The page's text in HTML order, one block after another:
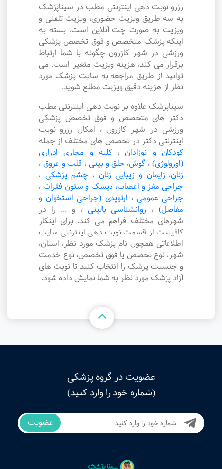
رزرو نوبت دهی اینترنتی مطب در سیناپزشک
به سه طریق ویزیت حضوری، ویزیت تلفنی و
ویزیت به صورت چت آنلاین است. بسته به
اینکه پزشک متخصص و فوق تخصص پزشکی
ورزشی در شهر کازرون چگونه با شما ارتباط
برقرار می کند، هزینه ویزیت متغیر است. می
توانید از طریق مراجعه به سایت پزشک مورد
نظر از هزینه دقیق ویزیت مطلع شوید.
سیناپزشک علاوه بر نوبت دهی اینترنتی مطب
دکتر های متخصص و فوق تخصص پزشکی
ورزشی در شهر کازرون ، امکان رزرو نوبت
اینترنتی دکتر در تخصص های مختلف از جمله
کودکان و نوزادان ،کلیه و مجاری ادراری
(اورولوژی) ، گوش، حلق و بینی ، قلب و عروق ،
زنان، زایمان و زیبایی زنان ، چشم پزشکی ،
جراحی مغز و اعصاب، دیسک و ستون فقرات ،
جراحی عمومی ، ارتوپدی (جراحی استخوان و
مفاصل) ، روانشناسی بالینی ، و ... را در
شهرهای مختلف فراهم می کند. برای اینکار
کافیست از قسمت نوبت دهی اینترنتی سایت
اطلاعاتی همچون نام پزشک مورد نظر، استان،
شهر، نوع تخصص یا فوق تخصص، نوع خدمت
و جنسیت پزشک را انتخاب کنید تا نوبت های
آزاد پزشک مورد نظر به شما نمایش داده شود.
عضویت در گروه پزشکی
(شماره خود را وارد کنید)
عضویت